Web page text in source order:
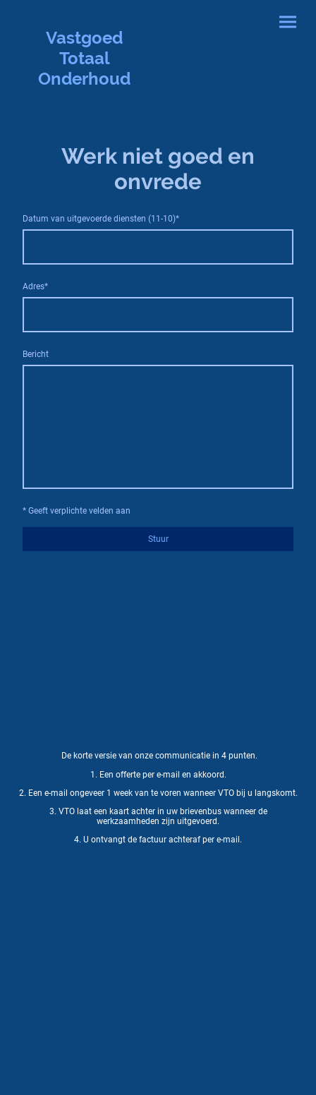
Vastgoed
Totaal
Onderhoud
Werk niet goed en
onvrede
Datum van uitgevoerde diensten (11-10)*
Adres*
Bericht
* Geeft verplichte velden aan
Stuur
De korte versie van onze communicatie in 4 punten.
1. Een offerte per e-mail en akkoord.
2. Een e-mail ongeveer 1 week van te voren wanneer VTO bij u langskomt.
3. VTO laat een kaart achter in uw brievenbus wanneer de
werkzaamheden zijn uitgevoerd.
4. U ontvangt de factuur achteraf per e-mail.